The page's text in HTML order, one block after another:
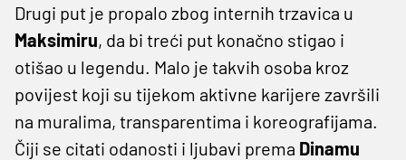
Drugi put je propalo zbog internih trzavica u
Maksimiru, da bi treći put konačno stigao i
otišao u legendu. Malo je takvih osoba kroz
povijest koji su tijekom aktivne karijere završili
na muralima, transparentima i koreografijama.
Čiji se citati odanosti i ljubavi prema Dinamu